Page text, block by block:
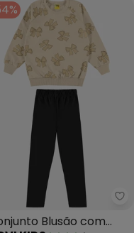
- Conjunto Blusa
Blusão com